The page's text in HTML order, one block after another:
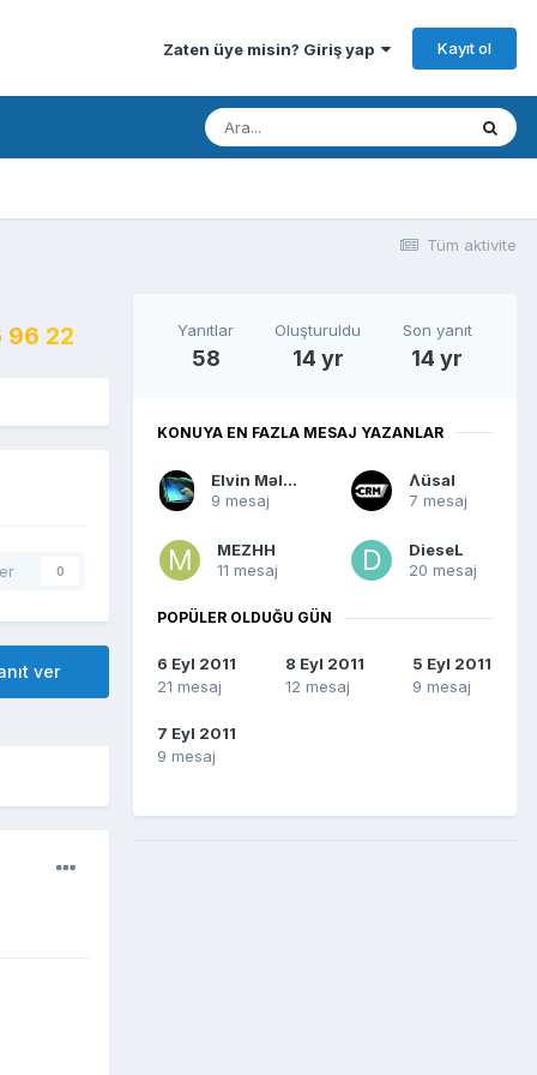
Zaten üye misin? Giriş yap Kayıt ol
Tüm aktivite
96 22
0
ver
Yanıtlar
58
Oluşturuldu
14 yr
Son yanıt
14 yr
KONUYA EN FAZLA MESAJ YAZANLAR
Elvin Məlikov
9 mesaj
Ʌüsal
7 mesaj
MEZHH
11 mesaj
DieseL
20 mesaj
POPÜLER OLDUĞU GÜN
6 Eyl 2011
21 mesaj
8 Eyl 2011
12 mesaj
5 Eyl 2011
9 mesaj
7 Eyl 2011
9 mesaj